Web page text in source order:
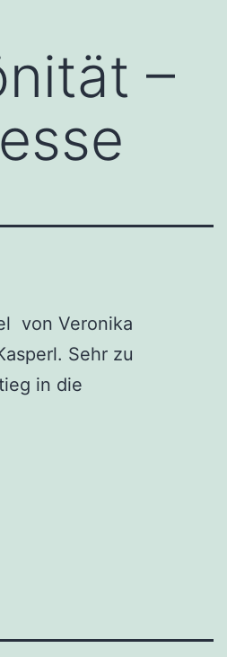
–
von Veronika
Sehr zu
in die